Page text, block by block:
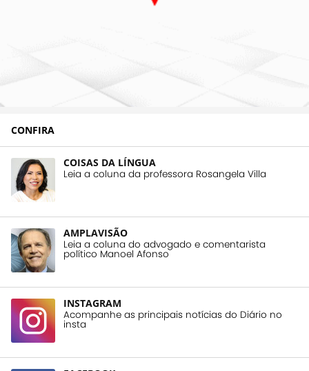
CONFIRA
COISAS DA LÍNGUA
Leia a coluna da professora Rosangela Villa
AMPLAVISÃO
Leia a coluna do advogado e comentarista
político Manoel Afonso
INSTAGRAM
Acompanhe as principais notícias do Diário no
insta